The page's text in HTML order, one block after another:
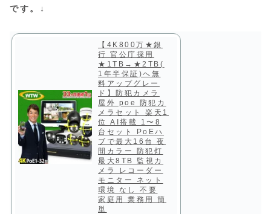
です。↓
【4K800万★銀
行 官公庁採用
★1TB→★2TB(
1年半保証)へ無
料アップグレー
ド】防犯カメラ
屋外 poe 防犯カ
メラセット 楽天1
位 AI搭載 1〜8
台セット PoEハ
ブで最大16台 夜
間カラー 防犯灯
最大8TB 監視カ
メラ レコーダー
モニター ネット
環境 なし 不要
家庭用 業務用 簡
単